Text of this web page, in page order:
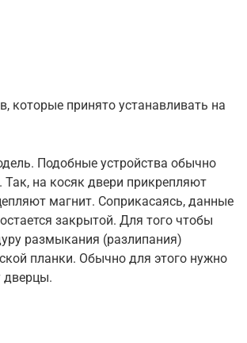
которые принято устанавливать на
Подобные устройства обычно
на косяк двери прикрепляют
магнит. Соприкасаясь, данные
закрытой. Для того чтобы
размыкания (разлипания)
планки. Обычно для этого нужно
дверцы.